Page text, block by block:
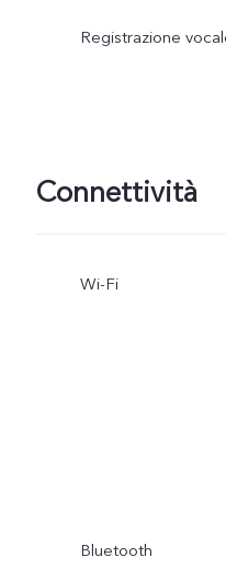
Registrazione
Connettività
Wi-Fi
Bluetooth